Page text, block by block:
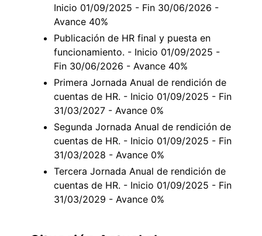
Inicio 01/09/2025 - Fin 30/06/2026 -
Avance 40%
Publicación de HR final y puesta en
funcionamiento. - Inicio 01/09/2025 -
Fin 30/06/2026 - Avance 40%
Primera Jornada Anual de rendición de
cuentas de HR. - Inicio 01/09/2025 - Fin
31/03/2027 - Avance 0%
Segunda Jornada Anual de rendición de
cuentas de HR. - Inicio 01/09/2025 - Fin
31/03/2028 - Avance 0%
Tercera Jornada Anual de rendición de
cuentas de HR. - Inicio 01/09/2025 - Fin
31/03/2029 - Avance 0%